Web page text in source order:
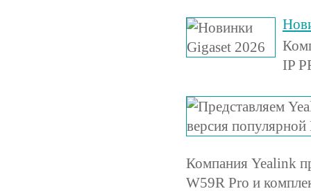
IP
Компания Yealink
W59R Pro и